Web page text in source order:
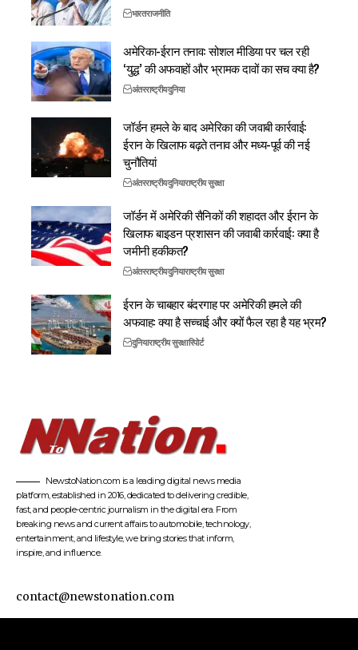
भारतराजनीति
अमेरिका-ईरान तनाव: सोशल मीडिया पर चल रही
‘युद्ध’ की अफवाहों और भ्रामक दावों का सच क्या है?
अंतरराष्ट्रीयदुनिया
जॉर्डन हमले के बाद अमेरिका की जवाबी कार्रवाई:
ईरान के खिलाफ बढ़ते तनाव और मध्य-पूर्व की नई
चुनौतियां
अंतरराष्ट्रीयदुनियाराष्ट्रीय सुरक्षा
जॉर्डन में अमेरिकी सैनिकों की शहादत और ईरान के
खिलाफ बाइडन प्रशासन की जवाबी कार्रवाई: क्या है
जमीनी हकीकत?
अंतरराष्ट्रीयदुनियाराष्ट्रीय सुरक्षा
ईरान के चाबहार बंदरगाह पर अमेरिकी हमले की
अफवाह: क्या है सच्चाई और क्यों फैल रहा है यह भ्रम?
दुनियाराष्ट्रीय सुरक्षारिपोर्ट
NewstoNation.com is a leading digital news media
platform, established in 2016, dedicated to delivering credible,
fast, and people-centric journalism in the digital era. From
breaking news and current affairs to automobile, technology,
entertainment, and lifestyle, we bring stories that inform,
inspire, and influence.
contact@newstonation.com